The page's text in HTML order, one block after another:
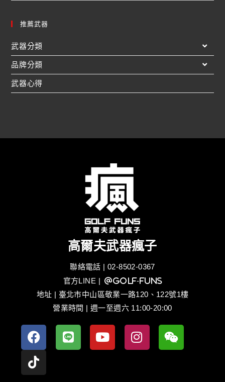
推薦武器
武器分類
品牌分類
武器心得
高爾夫武器瘋子
聯絡電話 | 02-8502-0367
官方LINE | @golf-funs
地址 | 臺北市中山區敬業一路120、122號1樓
營業時間 | 週一至週六 11:00-20:00